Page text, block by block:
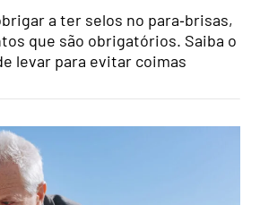
a ter selos no para‑brisas,
que são obrigatórios. Saiba o
levar para evitar coimas